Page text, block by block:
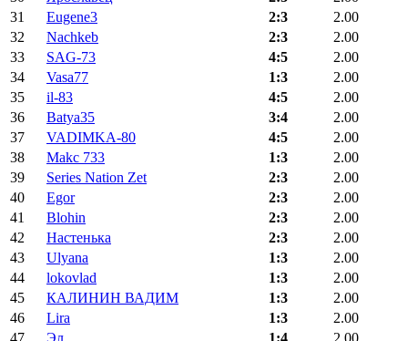
31
Eugene3 2:3
2.00
32
Nachkeb 2:3
2.00
33
SAG-73 4:5
2.00
34
Vasa77 1:3
2.00
35
il-83 4:5
2.00
36
Batya35 3:4
2.00
37
VADIMKA-80 4:5
2.00
38
Makc 733 1:3
2.00
39
Series Nation Zet 2:3
2.00
40
Egor 2:3
2.00
41
Blohin 2:3
2.00
42
Настенька 2:3
2.00
43
Ulyana 1:3
2.00
44
lokovlad 1:3
2.00
45
КАЛИНИН ВАДИМ 1:3
2.00
46
Lira 1:3
2.00